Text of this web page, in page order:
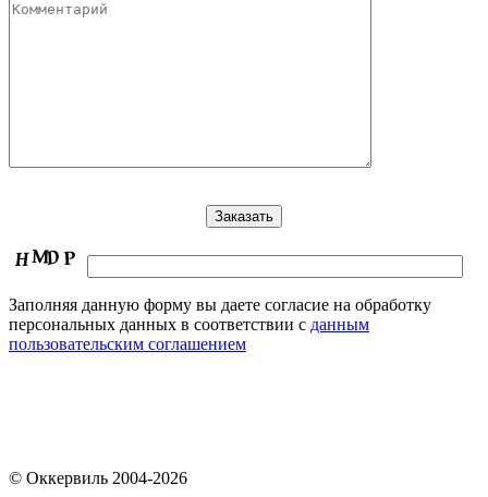
Заполняя данную форму вы даете согласие на обработку
персональных данных в соответствии с данным
пользовательским соглашением
© Оккервиль 2004-2026